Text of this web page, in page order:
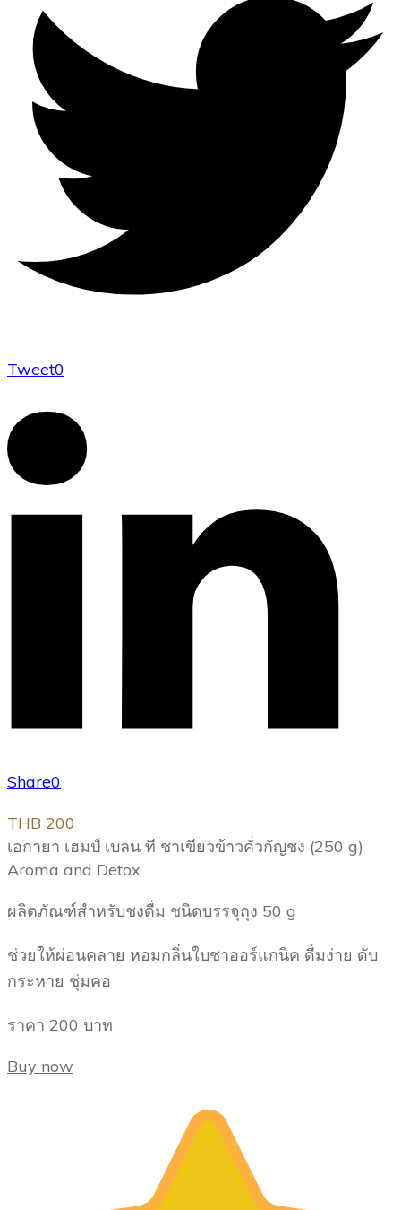
Tweet0
Share0
THB 200
เอกายา เฮมป์ เบลน ที ชาเขียวข้าวคั่วกัญชง (250 g)
Aroma and Detox
ผลิตภัณฑ์สำหรับชงดื่ม ชนิดบรรจุถุง 50 g
ช่วยให้ผ่อนคลาย หอมกลิ่นใบชาออร์แกนิค ดื่มง่าย ดับ
กระหาย ชุ่มคอ
ราคา 200 บาท
Buy now